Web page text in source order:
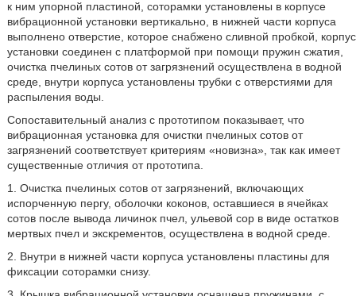
к ним упорной пластиной, соторамки установлены в корпусе
вибрационной установки вертикально, в нижней части корпуса
выполнено отверстие, которое снабжено сливной пробкой, корпус
установки соединен с платформой при помощи пружин сжатия,
очистка пчелиных сотов от загрязнений осуществлена в водной
среде, внутри корпуса установлены трубки с отверстиями для
распыления воды.
Сопоставительный анализ с прототипом показывает, что
вибрационная установка для очистки пчелиных сотов от
загрязнений соответствует критериям «новизна», так как имеет
существенные отличия от прототипа.
1. Очистка пчелиных сотов от загрязнений, включающих
испорченную пергу, оболочки коконов, оставшиеся в ячейках
сотов после вывода личинок пчел, ульевой сор в виде остатков
мертвых пчел и экскрементов, осуществлена в водной среде.
2. Внутри в нижней части корпуса установлены пластины для
фиксации соторамки снизу.